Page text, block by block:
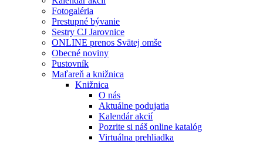
Fotogaléria
Prestupné bývanie
Sestry CJ Jarovnice
ONLINE prenos Svätej omše
Obecné noviny
Pustovník
Maľareň a knižnica
Knižnica
O nás
Aktuálne podujatia
Kalendár akcií
Pozrite si náš online katalóg
Virtuálna prehliadka